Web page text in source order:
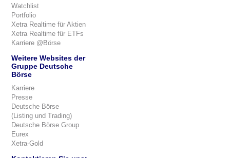
Watchlist
Portfolio
Xetra Realtime für Aktien
Xetra Realtime für ETFs
Karriere @Börse
Weitere Websites der
Gruppe Deutsche
Börse
Karriere
Presse
Deutsche Börse
(Listing und Trading)
Deutsche Börse Group
Eurex
Xetra-Gold